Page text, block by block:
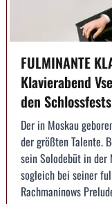
FULMINANTE
Klavierabend
den
Der in Moskau
der größten Talente.
sein Solodebüt in der
sogleich bei seiner
Rachmaninows